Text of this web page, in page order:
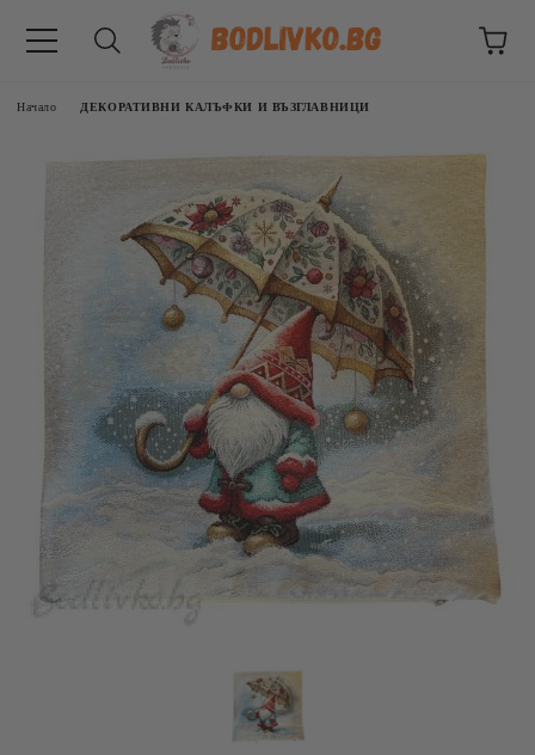
Начало ДЕКОРАТИВНИ КАЛЪФКИ И ВЪЗГЛАВНИЦИ